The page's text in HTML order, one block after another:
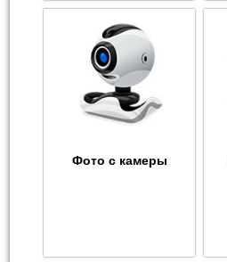
Фото с камеры